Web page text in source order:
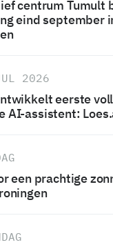
centrum Tumult
eind september
2026
eerste
AI-assistent:
een prachtige